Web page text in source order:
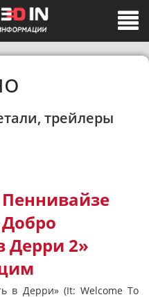
трейлеры
Дерри 2»
в Дерри» (It: Welcome To